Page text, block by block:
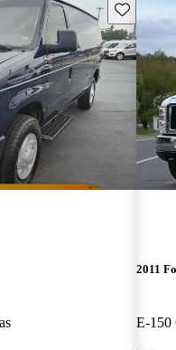
Guarda
2011
E-150